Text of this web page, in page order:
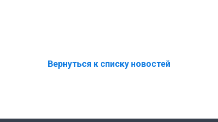
Вернуться к списку новостей